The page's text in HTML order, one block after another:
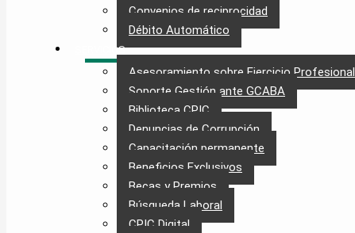
Convenios de reciprocidad
Débito Automático
SERVICIOS
Asesoramiento sobre Ejercicio Profesional
Soporte Gestión ante GCABA
Biblioteca CPIC
Denuncias de Corrupción
Capacitación permanente
Beneficios Exclusivos
Becas y Premios
Búsqueda Laboral​
CPIC Digital